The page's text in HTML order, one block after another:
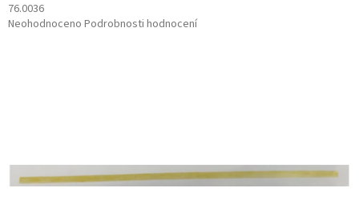
76.0036
Průměrné
Neohodnoceno Podrobnosti hodnocení